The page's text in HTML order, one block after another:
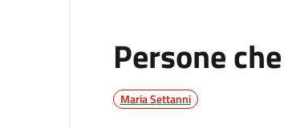
Persone
Maria Settanni